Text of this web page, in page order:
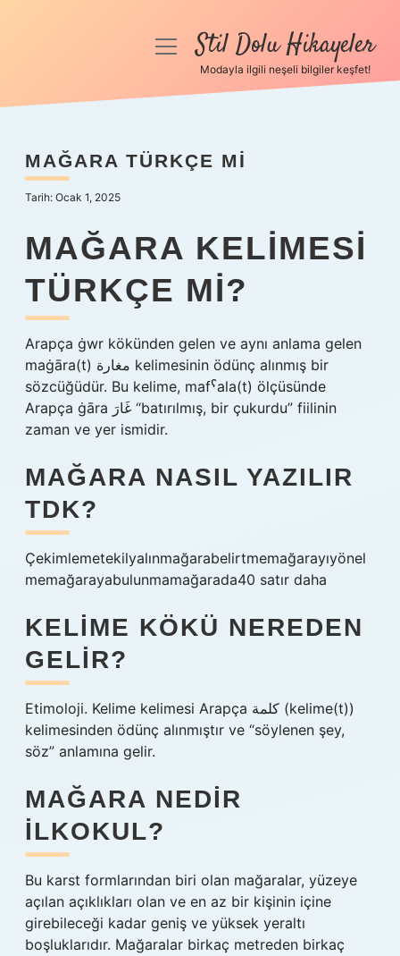
Anasayfa
Yasal Uyarı
menüyüStil Dolu Hikayeler
Modayla ilgili neşeli bilgiler keşfet!
MAĞARA TÜRKÇE MI
Tarih: Ocak 1, 2025
MAĞARA KELIMESI
TÜRKÇE MI?
Arapça ġwr kökünden gelen ve aynı anlama gelen
maġāra(t) مغارة kelimesinin ödünç alınmış bir
sözcüğüdür. Bu kelime, mafˁala(t) ölçüsünde
Arapça ġāra غَارَ “batırılmış, bir çukurdu” fiilinin
zaman ve yer ismidir.
MAĞARA NASIL YAZILIR
TDK?
Çekimlemetekilyalınmağarabelirtmemağarayıyönel
memağarayabulunmamağarada40 satır daha
KELIME KÖKÜ NEREDEN
GELIR?
Etimoloji. Kelime kelimesi Arapça كلمة (kelime(t))
kelimesinden ödünç alınmıştır ve “söylenen şey,
söz” anlamına gelir.
MAĞARA NEDIR
ILKOKUL?
Bu karst formlarından biri olan mağaralar, yüzeye
açılan açıklıkları olan ve en az bir kişinin içine
girebileceği kadar geniş ve yüksek yeraltı
boşluklarıdır. Mağaralar birkaç metreden birkaç